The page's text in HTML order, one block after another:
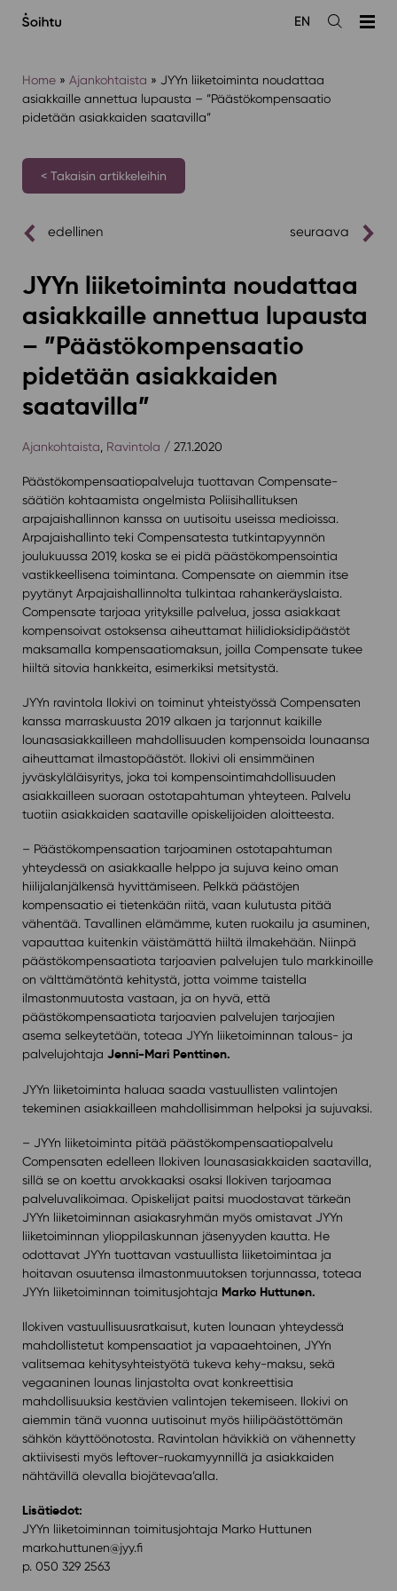
sisältöön
Avaa
EN
Home» Ajankohtaista » JYYn liiketoiminta noudattaa
asiakkaille annettua lupausta – ”Päästökompensaatio
pidetään asiakkaiden saatavilla”
< Takaisin artikkeleihin
edellinen seuraava
JYYn liiketoiminta noudattaa
asiakkaille annettua lupausta
– ”Päästökompensaatio
pidetään asiakkaiden
saatavilla”
Ajankohtaista Ravintola / 27.1.2020
Päästökompensaatiopalveluja tuottavan Compensate-
säätiön kohtaamista ongelmista Poliisihallituksen
arpajaishallinnon kanssa on uutisoitu useissa medioissa.
Arpajaishallinto teki Compensatesta tutkintapyynnön
joulukuussa 2019, koska se ei pidä päästökompensointia
vastikkeellisena toimintana. Compensate on aiemmin itse
pyytänyt Arpajaishallinnolta tulkintaa rahankeräyslaista.
Compensate tarjoaa yrityksille palvelua, jossa asiakkaat
kompensoivat ostoksensa aiheuttamat hiilidioksidipäästöt
maksamalla kompensaatiomaksun, joilla Compensate tukee
hiiltä sitovia hankkeita, esimerkiksi metsitystä.
JYYn ravintola Ilokivi on toiminut yhteistyössä Compensaten
kanssa marraskuusta 2019 alkaen ja tarjonnut kaikille
lounasasiakkailleen mahdollisuuden kompensoida lounaansa
aiheuttamat ilmastopäästöt. Ilokivi oli ensimmäinen
jyväskyläläisyritys, joka toi kompensointimahdollisuuden
asiakkailleen suoraan ostotapahtuman yhteyteen. Palvelu
tuotiin asiakkaiden saataville opiskelijoiden aloitteesta.
– Päästökompensaation tarjoaminen ostotapahtuman
yhteydessä on asiakkaalle helppo ja sujuva keino oman
hiilijalanjälkensä hyvittämiseen. Pelkkä päästöjen
kompensaatio ei tietenkään riitä, vaan kulutusta pitää
vähentää. Tavallinen elämämme, kuten ruokailu ja asuminen,
vapauttaa kuitenkin väistämättä hiiltä ilmakehään. Niinpä
päästökompensaatiota tarjoavien palvelujen tulo markkinoille
on välttämätöntä kehitystä, jotta voimme taistella
ilmastonmuutosta vastaan, ja on hyvä, että
päästökompensaatiota tarjoavien palvelujen tarjoajien
asema selkeytetään, toteaa JYYn liiketoiminnan talous- ja
palvelujohtaja Jenni-Mari Penttinen.
JYYn liiketoiminta haluaa saada vastuullisten valintojen
tekeminen asiakkailleen mahdollisimman helpoksi ja sujuvaksi.
– JYYn liiketoiminta pitää päästökompensaatiopalvelu
Compensaten edelleen Ilokiven lounasasiakkaiden saatavilla,
sillä se on koettu arvokkaaksi osaksi Ilokiven tarjoamaa
palveluvalikoimaa. Opiskelijat paitsi muodostavat tärkeän
JYYn liiketoiminnan asiakasryhmän myös omistavat JYYn
liiketoiminnan ylioppilaskunnan jäsenyyden kautta. He
odottavat JYYn tuottavan vastuullista liiketoimintaa ja
hoitavan osuutensa ilmastonmuutoksen torjunnassa, toteaa
JYYn liiketoiminnan toimitusjohtaja Marko Huttunen.
Ilokiven vastuullisuusratkaisut, kuten lounaan yhteydessä
mahdollistetut kompensaatiot ja vapaaehtoinen, JYYn
valitsemaa kehitysyhteistyötä tukeva kehy-maksu, sekä
vegaaninen lounas linjastolta ovat konkreettisia
mahdollisuuksia kestävien valintojen tekemiseen. Ilokivi on
aiemmin tänä vuonna uutisoinut myös hiilipäästöttömän
sähkön käyttöönotosta. Ravintolan hävikkiä on vähennetty
aktiivisesti myös leftover-ruokamyynnillä ja asiakkaiden
nähtävillä olevalla biojätevaa’alla.
Lisätiedot:
JYYn liiketoiminnan toimitusjohtaja Marko Huttunen
marko.huttunen@jyy.fi
p. 050 329 2563